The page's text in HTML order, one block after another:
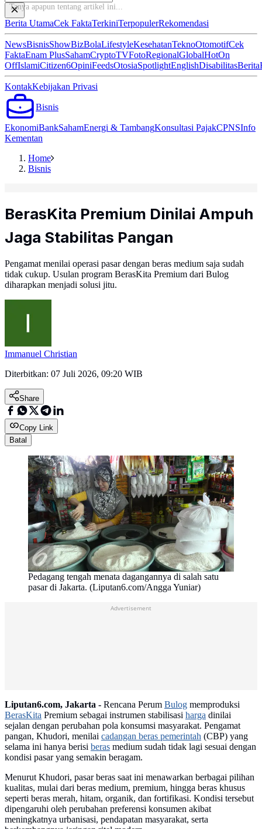
Tanya apap
Berita UtamaCek FaktaTerkiniTerpopulerRekomendasi
NewsBisnisShowBizBolaLifestyleKesehatanTeknoOtomotifCek
FaktaEnam PlusSahamCryptoTVFotoRegionalGlobalHotOn
OffIslamiCitizen6OpiniFeedsOtosiaSpotlightEnglishDisabilitasBerita
KontakKebijakan Privasi
Bisnis
EkonomiBankSahamEnergi & TambangKonsultasi PajakCPNSInfo
Kementan
Home
Bisnis
BerasKita Premium Dinilai Ampuh
Jaga Stabilitas Pangan
Pengamat menilai operasi pasar dengan beras medium saja sudah
tidak cukup. Usulan program BerasKita Premium dari Bulog
diharapkan menjadi solusi jitu.
Immanuel Christian
Diterbitkan: 07 Juli 2026, 09:20 WIB
Share
Copy Link
Batal
Pedagang tengah menata dagangannya di salah satu
pasar di Jakarta. (Liputan6.com/Angga Yuniar)
Advertisement
Liputan6.com, Jakarta - Rencana Perum Bulog memproduksi
BerasKita Premium sebagai instrumen stabilisasi harga dinilai
sejalan dengan perubahan pola konsumsi masyarakat. Pengamat
pangan, Khudori, menilai cadangan beras pemerintah (CBP) yang
selama ini hanya berisi beras medium sudah tidak lagi sesuai dengan
kondisi pasar yang semakin beragam.
Menurut Khudori, pasar beras saat ini menawarkan berbagai pilihan
kualitas, mulai dari beras medium, premium, hingga beras khusus
seperti beras merah, hitam, organik, dan fortifikasi. Kondisi tersebut
dipengaruhi oleh perubahan preferensi konsumen akibat
meningkatnya urbanisasi, pendapatan masyarakat, serta